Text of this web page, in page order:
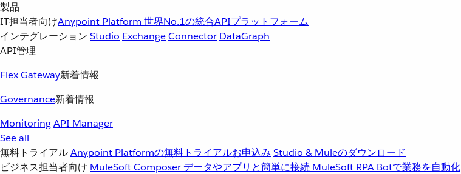
製品
IT担当者向けAnypoint Platform 世界No.1の統合APIプラットフォーム
インテグレーション Studio ExchangeConnector DataGraph
API管理
Flex Gateway新着情報
Governance新着情報
MonitoringAPI Manager
See all
無料トライアルAnypoint Platformの無料トライアルお申込み Studio & Muleのダウンロード
ビジネス担当者向け MuleSoft Composer データやアプリと簡単に接続 MuleSoft RPA Botで業務を自動化